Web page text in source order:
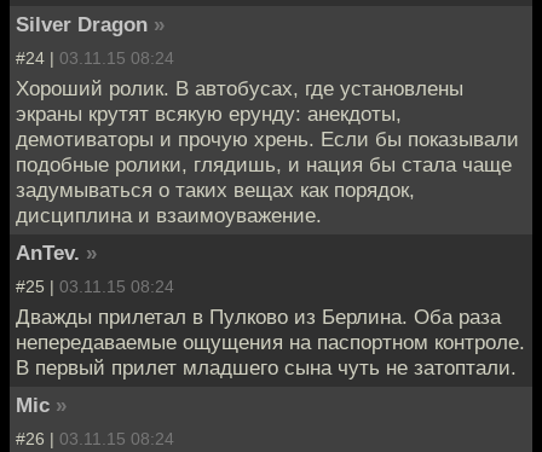
Silver Dragon »
#24 | 03.11.15 08:24
Хороший ролик. В автобусах, где установлены
экраны крутят всякую ерунду: анекдоты,
демотиваторы и прочую хрень. Если бы показывали
подобные ролики, глядишь, и нация бы стала чаще
задумываться о таких вещах как порядок,
дисциплина и взаимоуважение.
AnTev. »
#25 | 03.11.15 08:24
Дважды прилетал в Пулково из Берлина. Оба раза
непередаваемые ощущения на паспортном контроле.
В первый прилет младшего сына чуть не затоптали.
Mic »
#26 | 03.11.15 08:24